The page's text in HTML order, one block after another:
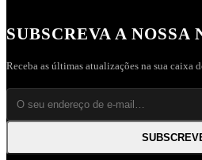
SUBSCREVA A
Receba as últimas atualizações na sua caixa